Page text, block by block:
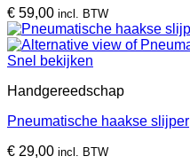
€ 59,00 incl. BTW
Snel bekijken
Handgereedschap
Pneumatische haakse slijper
€ 29,00 incl. BTW